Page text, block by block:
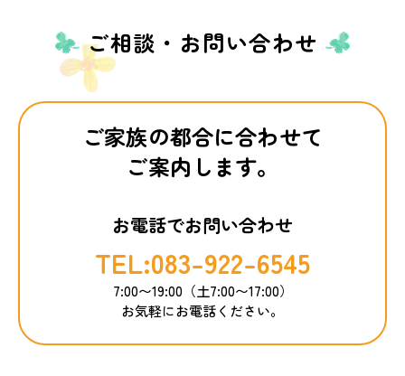
ご相談・お問い合わせ
ご家族の都合に合わせて
ご案内します。
お電話でお問い合わせ
TEL:083-922-6545
7:00〜19:00（土7:00〜17:00）
お気軽にお電話ください。